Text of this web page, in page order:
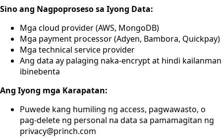
Sino ang Nagpoproseso sa Iyong Data:
Mga cloud provider (AWS, MongoDB)
Mga payment processor (Adyen, Bambora, Quickpay)
Mga technical service provider
Ang data ay palaging naka-encrypt at hindi kailanman
ibinebenta
Ang Iyong mga Karapatan:
Puwede kang humiling ng access, pagwawasto, o
pag-delete ng personal na data sa pamamagitan ng
privacy@princh.com